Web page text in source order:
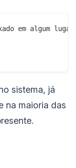
em algum lugar
sistema, já
na maioria das